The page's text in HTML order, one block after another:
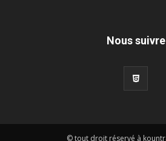
Nous suivre